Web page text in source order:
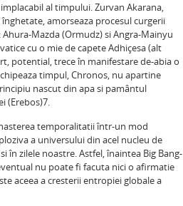
al timpului. Zurvan Akarana,
amorseaza procesul curgerii
Mazda (Ormudz) si Angra-Mainyu
cu o mie de capete Adhiçesa (alt
potential, trece în manifestare de-abia o
timpul, Chronos, nu apartine
nascut din apa si pamântul
(Erebos)7.
temporalitatii într-un mod
a universului din acel nucleu de
în zilele noastre. Astfel, înaintea Big Bang-
nu poate fi facuta nici o afirmatie
aceea a cresterii entropiei globale a